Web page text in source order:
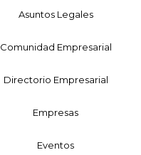
Asuntos Legales
Comunidad Empresarial
Directorio Empresarial
Empresas
Eventos